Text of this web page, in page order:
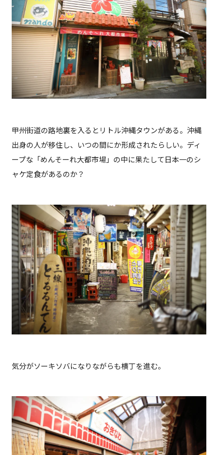
甲州街道の路地裏を入るとリトル沖縄タウンがある。沖縄
出身の人が移住し、いつの間にか形成されたらしい。ディ
ープな「めんそーれ大都市場」の中に果たして日本一のシ
ャケ定食があるのか？
気分がソーキソバになりながらも横丁を進む。